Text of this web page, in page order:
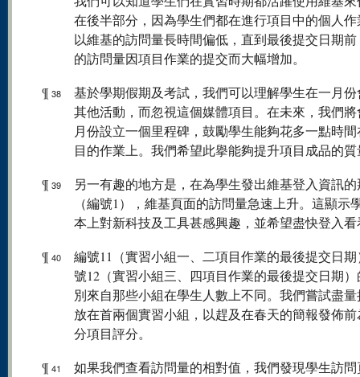
在後半部分，因為學生們都在進行項目中的個人
以維基的訪問量長時間偏低，直到最後提交日期
的訪問量因項目作業的提交而大幅增加。
¶ 38
基於學期假期及考試，我們可以理解學生在一月
其他活動，而忽視這個媒體項目。在未來，我們
月份設立一個里程碑，鼓勵學生能夠花多一點時
目的作業上。我們希望此擧能夠提升項目成品的質
¶ 39
另一有趣的地方是，在為學生發出維基登入資訊的
（編號1），維基頁面的訪問量急速上升。這顯示
本上對新科技及工具甚感興趣，並希望盡快登入看
¶ 40
編號11（實習小組一、二項目作業的最後提交日
號12（實習小組三、四項目作業的最後提交日期
別來自那些小組在學生人數上不同。我們嘗試盡
放在首兩個實習小組，以趕及在春天的簡報發佈
分項目評分。
¶ 41
如果我們查看訪問量的相對值，我們發現學生訪